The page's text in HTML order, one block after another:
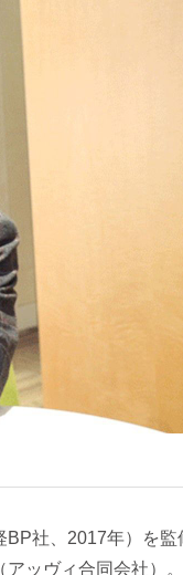
社、2017年）を
ッヴィ合同会社）